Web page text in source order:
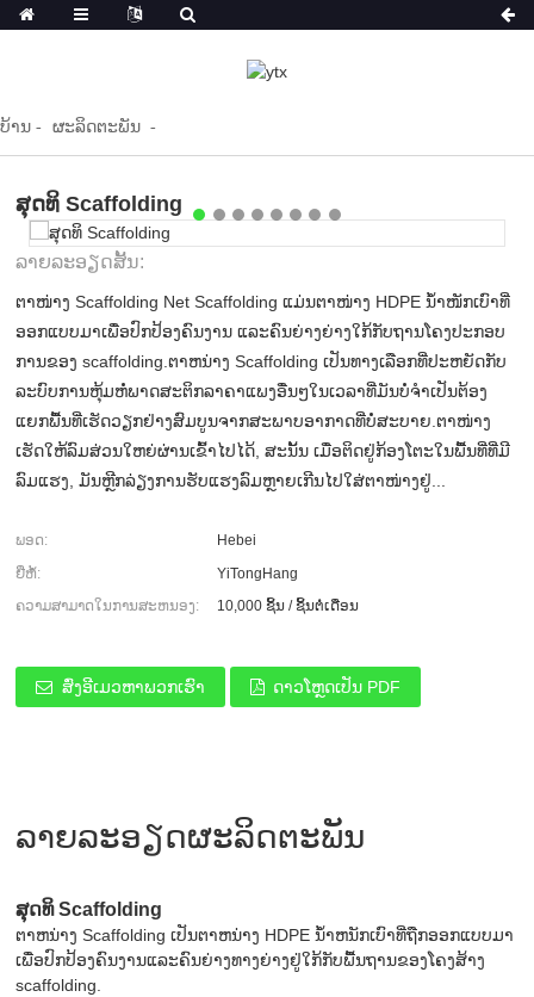
ບ້ານ ຜະລິດຕະພັນ
ສຸດທິ Scaffolding
ລາຍ​ລະ​ອຽດ​ສັ້ນ​:
ຕາໜ່າງ Scaffolding Net Scaffolding ແມ່ນຕາໜ່າງ HDPE ນ້ຳໜັກເບົາທີ່
ອອກແບບມາເພື່ອປົກປ້ອງຄົນງານ ແລະຄົນຍ່າງຍ່າງໃກ້ກັບຖານໂຄງປະກອບ
ການຂອງ scaffolding.ຕາຫນ່າງ Scaffolding ເປັນທາງເລືອກທີ່ປະຫຍັດກັບ
ລະບົບການຫຸ້ມຫໍ່ພາດສະຕິກລາຄາແພງອື່ນໆໃນເວລາທີ່ມັນບໍ່ຈໍາເປັນຕ້ອງ
ແຍກພື້ນທີ່ເຮັດວຽກຢ່າງສົມບູນຈາກສະພາບອາກາດທີ່ບໍ່ສະບາຍ.ຕາໜ່າງ
ເຮັດໃຫ້ລົມສ່ວນໃຫຍ່ຜ່ານເຂົ້າໄປໄດ້, ສະນັ້ນ ເມື່ອຕິດຢູ່ກ້ອງໂຕະໃນພື້ນທີ່ທີ່ມີ
ລົມແຮງ, ມັນຫຼີກລ່ຽງການຮັບແຮງລົມຫຼາຍເກີນໄປໃສ່ຕາໜ່າງຢູ່...
ພອດ:
Hebei
ຍີ່ຫໍ້:
YiTongHang
ຄວາມສາມາດໃນການສະຫນອງ:
10,000 ຊິ້ນ / ຊິ້ນຕໍ່ເດືອນ
ສົ່ງອີເມວຫາພວກເຮົາ ດາວໂຫຼດເປັນ PDF
ລາຍລະອຽດຜະລິດຕະພັນ
ສຸດທິ Scaffolding
ຕາຫນ່າງ Scaffolding ເປັນຕາຫນ່າງ HDPE ນ້ໍາຫນັກເບົາທີ່ຖືກອອກແບບມາ
ເພື່ອປົກປ້ອງຄົນງານແລະຄົນຍ່າງທາງຍ່າງຢູ່ໃກ້ກັບພື້ນຖານຂອງໂຄງສ້າງ
scaffolding.